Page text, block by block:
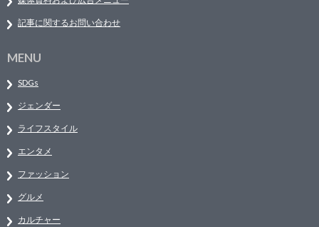
記事に関するお問い合わせ
MENU
SDGs
ジェンダー
ライフスタイル
エンタメ
ファッション
グルメ
カルチャー